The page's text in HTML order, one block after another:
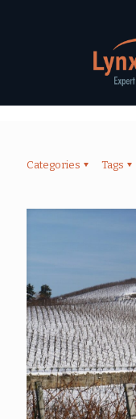
Categories Tags